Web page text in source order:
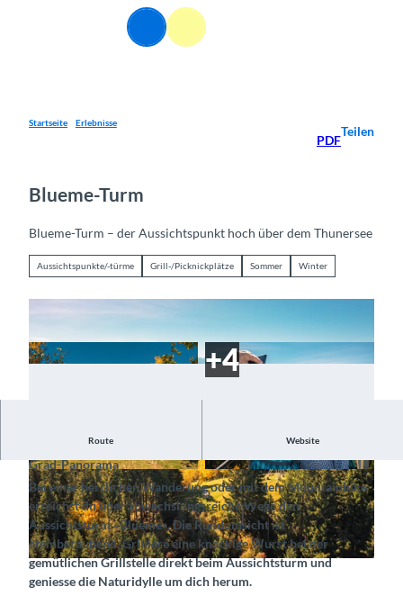
Suche Menü
Startseite Erlebnisse
PDF
Teilen
Blueme-Turm
Blueme-Turm – der Aussichtspunkt hoch über dem Thunersee
Aussichtspunkte/-türme Grill-/Picknickplätze Sommer Winter
©CC-BY-NC-SA
©CC-BY-NC-SA ©CC-BY-SA
Route Website
Erklimme den eindrücklichen Turm und geniesse das 360-
Grad-Panorama
Bei einer herrlichen Wanderung oder mit dem Mountainbike
erreichst du über abwechslungsreiche Wege den
Aussichtsturm «Blueme». Die Rundumsicht ist
atemberaubend. Grilliere eine knackige Wurst bei der
gemütlichen Grillstelle direkt beim Aussichtsturm und
geniesse die Naturidylle um dich herum.